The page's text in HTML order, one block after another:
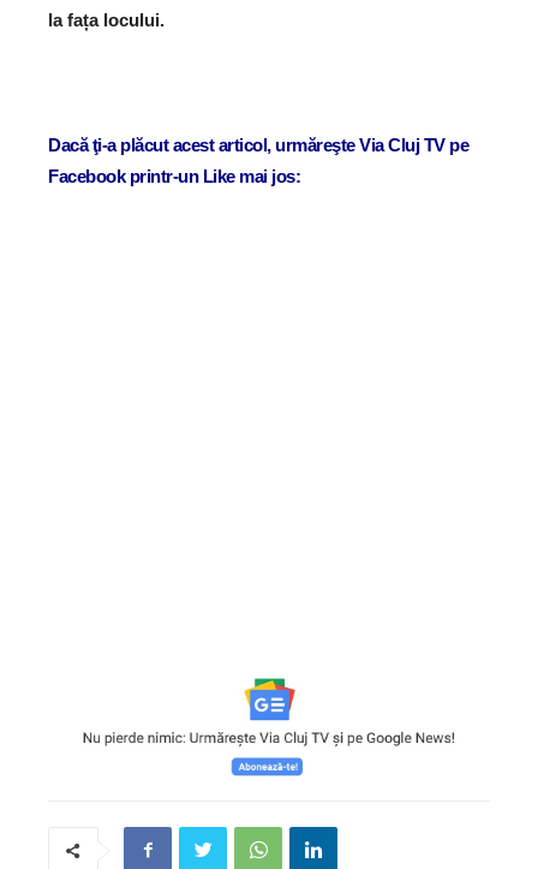
la fața locului.
Dacă ţi-a plăcut acest articol, urmăreşte Via Cluj TV pe
Facebook printr-un Like mai jos: